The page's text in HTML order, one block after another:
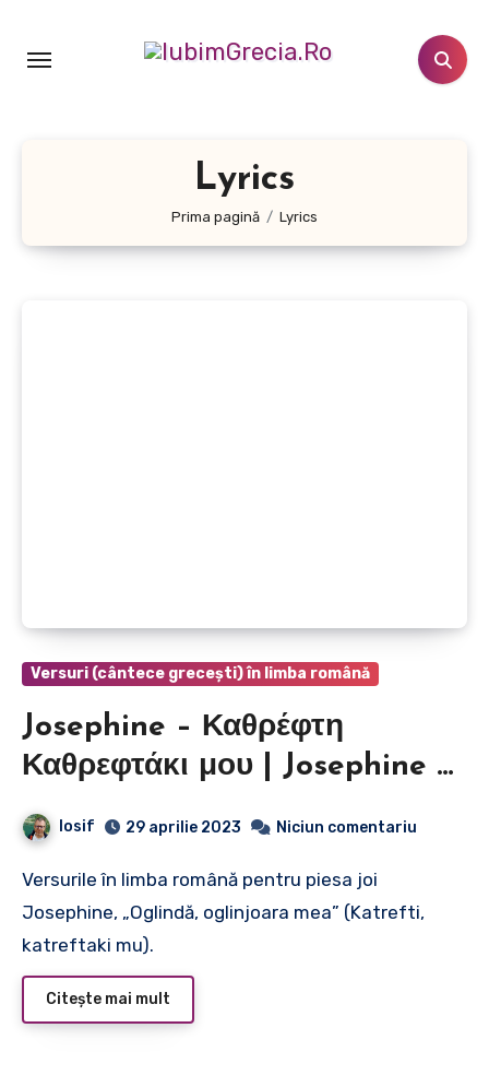
conținut
Lyrics
Prima pagină Lyrics
Versuri (cântece grecești) în limba română
Josephine – Καθρέφτη
Καθρεφτάκι μου | Josephine –
Oglindă, oglinjoara mea
Iosif 29 aprilie 2023 Niciun comentariu
Versurile în limba română pentru piesa joi
Josephine, „Oglindă, oglinjoara mea” (Katrefti,
katreftaki mu).
Citește mai mult